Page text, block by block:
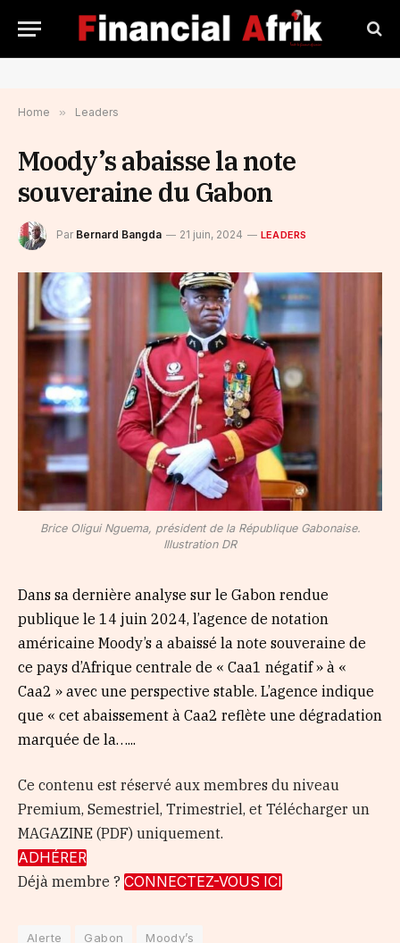
Home » Leaders
Moody’s abaisse la note
souveraine du Gabon
Par Bernard Bangda 21 juin, 2024 LEADERS
Brice Oligui Nguema, président de la République Gabonaise.
Illustration DR
Dans sa dernière analyse sur le Gabon rendue
publique le 14 juin 2024, l’agence de notation
américaine Moody’s a abaissé la note souveraine de
ce pays d’Afrique centrale de « Caa1 négatif » à «
Caa2 » avec une perspective stable. L’agence indique
que « cet abaissement à Caa2 reflète une dégradation
marquée de la…...
Ce contenu est réservé aux membres du niveau
Premium, Semestriel, Trimestriel, et Télécharger un
MAGAZINE (PDF) uniquement.
ADHÉRER
Déjà membre ? CONNECTEZ-VOUS ICI
Alerte Gabon Moody’s